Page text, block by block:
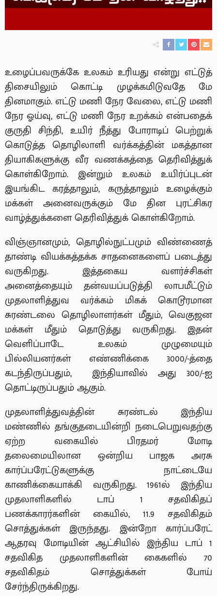
உழைப்பவருக்கே உலகம் உரியது என்று எட்டுத்
திசையிலும் கொட்டி முழக்கமிடுவதே மே
தினமாகும். எட்டு மணி நேர வேலை, எட்டு மணி
நேர ஓய்வு, எட்டு மணி நேர உறக்கம் என்பதைக்
குருதி சிந்தி, உயிர் நீத்து போராடிப் பெற்றுக்
கொடுத்த தொழிலாளி வர்க்கத்தின் மகத்தான
தியாகிகளுக்கு வீர வணக்கத்தை தெரிவித்துக்
கொள்கிறோம். இன்றும் உலகம் உயிர்ப்புடன்
இயங்கிட கரத்தாலும், கருத்தாலும் உழைக்கும்
மக்கள் அனைவருக்கும் மே தின புரட்சிகர
வாழ்த்துக்களை தெரிவித்துக் கொள்கிறோம்.
விஞ்ஞானமும், தொழில்நுட்பமும் விண்ணைத்
தாண்டி வியக்கத்தக்க சாதனைகளைப் படைத்து
வருகிறது. இத்தகைய வளர்ச்சிகள்
அனைத்தையும் தன்வயப்படுத்தி லாபமீட்டும்
முதலாளித்துவ வர்க்கம் மிகக் கொடூரமான
சுரண்டலை தொழிலாளர்கள் மீதும், வெகுஜன
மக்கள் மீதும் தொடுத்து வருகிறது. இதன்
வெளிப்பாடே உலகம் முழுமையும்
பில்லியனர்கள் எண்ணிக்கை 3000/-த்தை
கடந்திருப்பதும், இந்தியாவில் அது 300/-ஐ
தொட்டிருப்பதும் ஆகும்.
முதலாளித்துவத்தின் சுரண்டல் இந்திய
மண்ணில் தங்குதடையின்றி நடைபெறுவதற்கு
ஏற்ற வகையில் பிரதமர் மோடி
தலைமையிலான ஒன்றிய பாஜக அரசு
கார்ப்பரேட்டுகளுக்கு நாட்டையே
காணிக்கையாக்கி வருகிறது. 1961ல் இந்திய
முதலாளிகளில் டாப் 1 சதவிகிதப்
பணக்காரர்களின் கையில், 11.9 சதவிகிதம்
சொத்துக்கள் இருந்தது. இன்றோ கார்ப்பரேட்
ஆதரவு மோடியின் ஆட்சியில் இந்திய டாப் 1
சதவிகித முதலாளிகளின் கைகளில் 70
சதவிகிதம் சொத்துக்கள் போய்
சேர்ந்திருக்கிறது.